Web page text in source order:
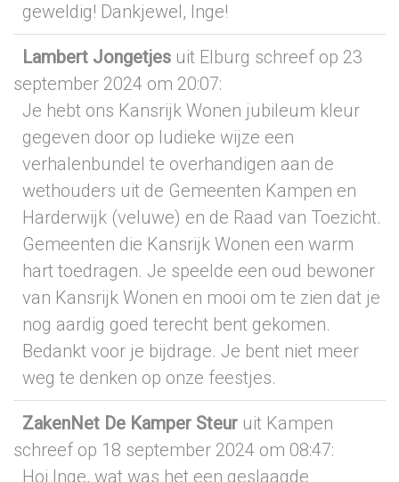
geweldig! Dankjewel, Inge!
Lambert Jongetjes uit Elburg schreef op 23
september 2024 om 20:07:
Je hebt ons Kansrijk Wonen jubileum kleur
gegeven door op ludieke wijze een
verhalenbundel te overhandigen aan de
wethouders uit de Gemeenten Kampen en
Harderwijk (veluwe) en de Raad van Toezicht.
Gemeenten die Kansrijk Wonen een warm
hart toedragen. Je speelde een oud bewoner
van Kansrijk Wonen en mooi om te zien dat je
nog aardig goed terecht bent gekomen.
Bedankt voor je bijdrage. Je bent niet meer
weg te denken op onze feestjes.
ZakenNet De Kamper Steur uit Kampen
schreef op 18 september 2024 om 08:47:
Hoi Inge, wat was het een geslaagde